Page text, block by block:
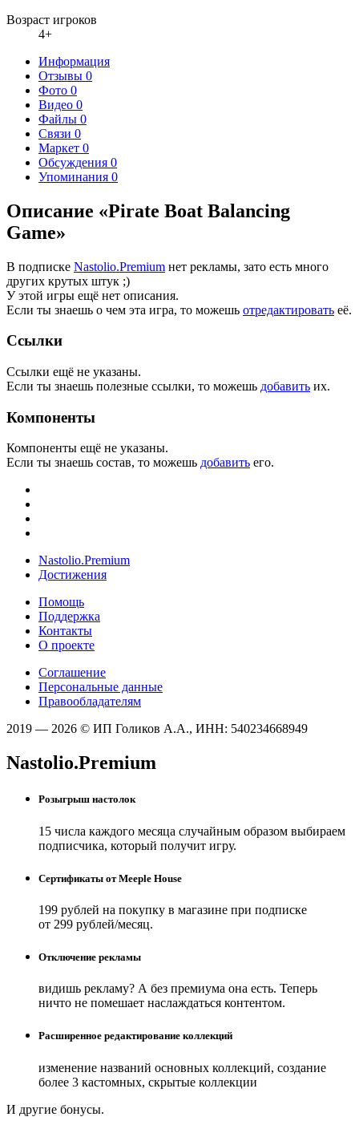
Возраст игроков
4+
Информация
Отзывы 0
Фото 0
Видео 0
Файлы 0
Связи 0
Маркет 0
Обсуждения 0
Упоминания 0
Описание «Pirate Boat Balancing
Game»
В подписке Nastolio.Premium нет рекламы, зато есть много
других крутых штук ;)
У этой игры ещё нет описания.
Если ты знаешь о чем эта игра, то можешь отредактировать её.
Ссылки
Ссылки ещё не указаны.
Если ты знаешь полезные ссылки, то можешь добавить их.
Компоненты
Компоненты ещё не указаны.
Если ты знаешь состав, то можешь добавить его.
Nastolio.Premium
Достижения
Помощь
Поддержка
Контакты
О проекте
Соглашение
Персональные данные
Правообладателям
2019 — 2026 © ИП Голиков А.А., ИНН: 540234668949
Nastolio.Premium
Розыгрыш настолок
15 числа каждого месяца случайным образом выбираем
подписчика, который получит игру.
Сертификаты от Meeple House
199 рублей на покупку в магазине при подписке
от 299 рублей/месяц.
Отключение рекламы
видишь рекламу? А без премиума она есть. Теперь
ничто не помешает наслаждаться контентом.
Расширенное редактирование коллекций
изменение названий основных коллекций, создание
более 3 кастомных, скрытые коллекции
И другие бонусы.